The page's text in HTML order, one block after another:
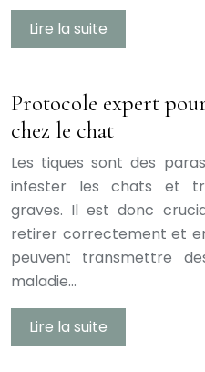
Lire la suite
Protocole expert
chez le chat
Les tiques sont des
infester les chats et
graves. Il est donc
retirer correctement et
peuvent transmettre
maladie…
Lire la suite